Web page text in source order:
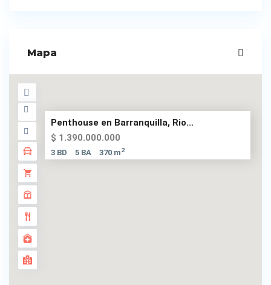
Mapa
Penthouse en Barranquilla, Rio...
$ 1.390.000.000
3 BD 5 BA 370 m2